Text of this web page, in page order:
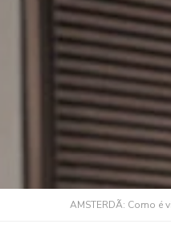
AMSTERDÃ: Como é